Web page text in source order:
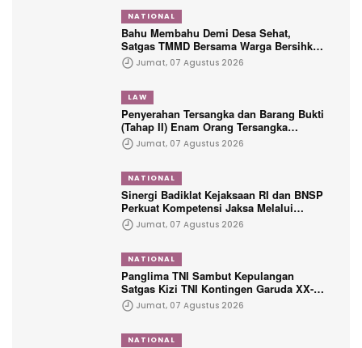
NATIONAL
Bahu Membahu Demi Desa Sehat,
Satgas TMMD Bersama Warga Bersihkan
Saluran Air
Jumat, 07 Agustus 2026
LAW
Penyerahan Tersangka dan Barang Bukti
(Tahap II) Enam Orang Tersangka
Perkara Korupsi PETRAL, PES dan ISC
Jumat, 07 Agustus 2026
NATIONAL
Sinergi Badiklat Kejaksaan RI dan BNSP
Perkuat Kompetensi Jaksa Melalui
Sertifikasi Profesional
Jumat, 07 Agustus 2026
NATIONAL
Panglima TNI Sambut Kepulangan
Satgas Kizi TNI Kontingen Garuda XX-V
MONUSCO
Jumat, 07 Agustus 2026
NATIONAL